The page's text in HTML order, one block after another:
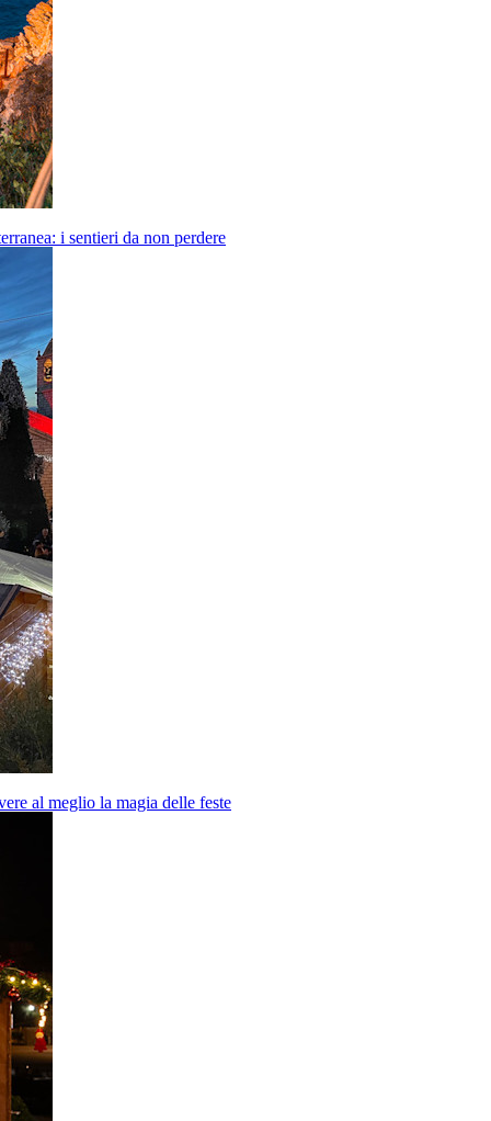
i sentieri da non perdere
al meglio la magia delle feste